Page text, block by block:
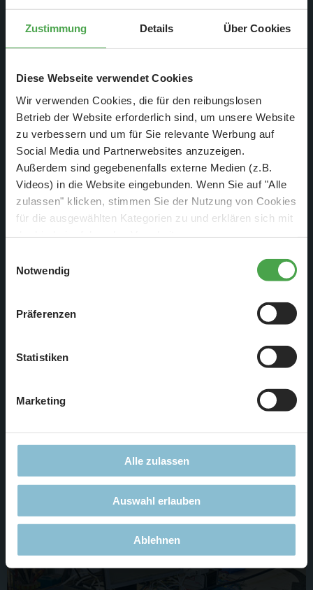
Zustimmung Details Über Cookies
Diese Webseite verwendet Cookies
Wir verwenden Cookies, die für den reibungslosen
Betrieb der Website erforderlich sind, um unsere Website
zu verbessern und um für Sie relevante Werbung auf
Social Media und Partnerwebsites anzuzeigen.
Außerdem sind gegebenenfalls externe Medien (z.B.
Videos) in die Website eingebunden. Wenn Sie auf "Alle
zulassen" klicken, stimmen Sie der Nutzung von Cookies
für die ausgewählten Kategorien zu und erklären sich mit
diese Einstellungen jederzeit über die Schaltfläche
zustimmen, beschränken wir uns auf die technisch
notwendigen Cookies. Weitere Informationen finden Sie in
Notwendig
Präferenzen
Statistiken
Marketing
Alle zulassen
Auswahl erlauben
Ablehnen
...diese neue Halle ersetzt. Einige Arbeiten müssen allerdings
noch an dieser Halle erledigt werden, wie zum Beispiel der
Einbau der Beleuchtung. Damit die Elektroniker wissen, wo
sie die Außenbeleuchtung installieren sollen, sind die Stellen
mit den grünen Punkten markiert worden.
Da in diese Halle wieder Züge ein- und ausfahren sollen, ist
noch heran kommt.